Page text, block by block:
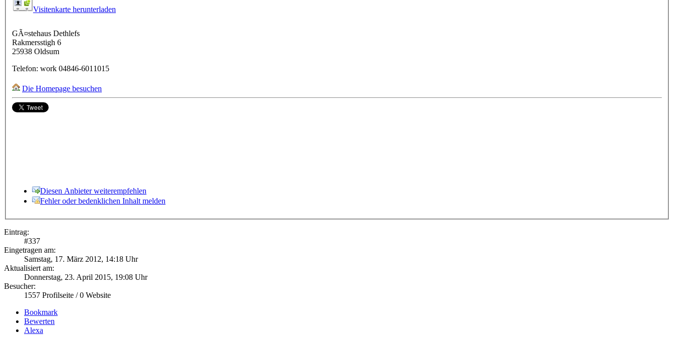
Visitenkarte herunterladen
GÃ¤stehaus Dethlefs
Rakmersstigh 6
25938 Oldsum
Telefon: work 04846-6011015
Die Homepage besuchen
Diesen Anbieter weiterempfehlen
Fehler oder bedenklichen Inhalt melden
Eintrag:
#337
Eingetragen am:
Samstag, 17. März 2012, 14:18 Uhr
Aktualisiert am:
Donnerstag, 23. April 2015, 19:08 Uhr
Besucher:
1557 Profilseite /0 Website
Bookmark
Bewerten
Alexa